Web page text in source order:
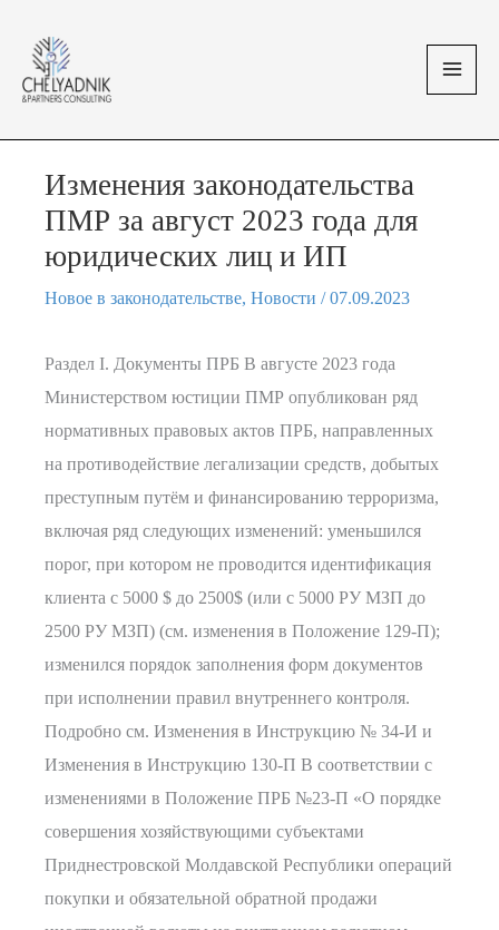
содержимому
Изменения законодательства
ПМР за август 2023 года для
юридических лиц и ИП
Новое в законодательстве, Новости /07.09.2023
Раздел I. Документы ПРБ В августе 2023 года
Министерством юстиции ПМР опубликован ряд
нормативных правовых актов ПРБ, направленных
на противодействие легализации средств, добытых
преступным путём и финансированию терроризма,
включая ряд следующих изменений: уменьшился
порог, при котором не проводится идентификация
клиента с 5000 $ до 2500$ (или с 5000 РУ МЗП до
2500 РУ МЗП) (см. изменения в Положение 129-П);
изменился порядок заполнения форм документов
при исполнении правил внутреннего контроля.
Подробно см. Изменения в Инструкцию № 34-И и
Изменения в Инструкцию 130-П В соответствии с
изменениями в Положение ПРБ №23-П «О порядке
совершения хозяйствующими субъектами
Приднестровской Молдавской Республики операций
покупки и обязательной обратной продажи